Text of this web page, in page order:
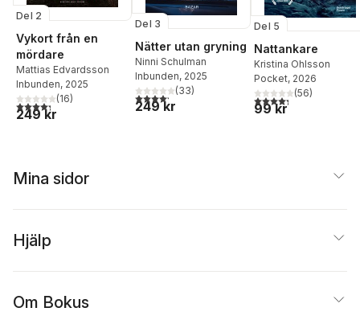
Del 2
Vykort från en
mördare
Mattias Edvardsson
Inbunden, 2025
4,3utav 5 stjärnor. Totalt antal röster:
(16)
249 kr
Del 3
Nätter utan gryning
Ninni Schulman
Inbunden, 2025
4,2utav 5 stjärnor. Totalt antal röster:
(33)
249 kr
Del 5
Nattankare
Kristina Ohlsson
Pocket, 2026
4,3utav 5 stjärnor.
(56)
99 kr
Mina sidor
Hjälp
Om Bokus